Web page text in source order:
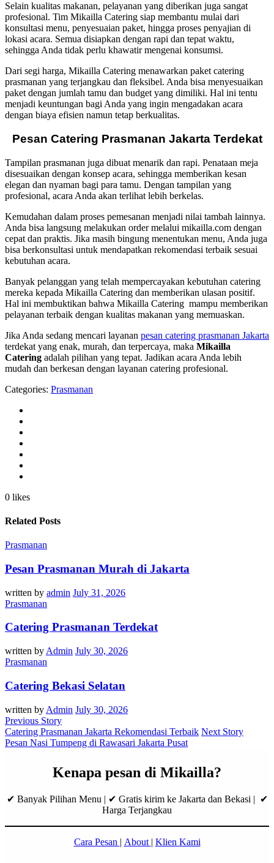
Selain kualitas makanan, pelayanan yang diberikan juga sangat
profesional. Tim Mikailla Catering siap membantu mulai dari
konsultasi menu, penyesuaian paket, hingga proses penyajian di
lokasi acara. Semua disiapkan dengan rapi dan tepat waktu,
sehingga Anda tidak perlu khawatir mengenai konsumsi.
Dari segi harga, Mikailla Catering menawarkan paket catering
prasmanan yang terjangkau dan fleksibel. Anda bisa menyesuaikan
paket dengan jumlah tamu dan budget yang dimiliki. Hal ini tentu
menjadi keuntungan bagi Anda yang ingin mengadakan acara
dengan biaya efisien namun tetap berkualitas.
Pesan Catering Prasmanan Jakarta Terdekat
Tampilan prasmanan juga dibuat menarik dan rapi. Penataan meja
disesuaikan dengan konsep acara, sehingga memberikan kesan
elegan dan nyaman bagi para tamu. Dengan tampilan yang
profesional, acara Anda akan terlihat lebih berkelas.
Kemudahan dalam proses pemesanan menjadi nilai tambah lainnya.
Anda bisa langsung melakukan order melalui mikailla.com dengan
cepat dan praktis. Jika masih bingung menentukan menu, Anda juga
bisa berkonsultasi untuk mendapatkan rekomendasi terbaik sesuai
kebutuhan acara.
Banyak pelanggan yang telah mempercayakan kebutuhan catering
mereka kepada Mikailla Catering dan memberikan ulasan positif.
Hal ini membuktikan bahwa Mikailla Catering mampu memberikan
pelayanan terbaik dengan kualitas makanan yang memuaskan.
Jika Anda sedang mencari layanan pesan catering prasmanan Jakarta
terdekat yang enak, murah, dan terpercaya, maka Mikailla
Catering adalah pilihan yang tepat. Jadikan acara Anda lebih
mudah dan berkesan dengan layanan catering profesional.
Categories: Prasmanan
0 likes
Related Posts
Prasmanan
Pesan Prasmanan Murah di Jakarta
written by admin July 31, 2026
Prasmanan
Catering Prasmanan Terdekat
written by Admin July 30, 2026
Prasmanan
Catering Bekasi Selatan
written by Admin July 30, 2026
Previous Story
Catering Prasmanan Jakarta Rekomendasi Terbaik Next Story
Pesan Nasi Tumpeng di Rawasari Jakarta Pusat
Kenapa pesan di Mikailla?
✔ Banyak Pilihan Menu | ✔ Gratis kirim ke Jakarta dan Bekasi | ✔
Harga Terjangkau
Cara Pesan | About | Klien Kami